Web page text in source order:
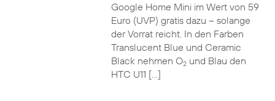
Google Home Mini im Wert von 59
Euro (UVP) gratis dazu – solange
der Vorrat reicht. In den Farben
Translucent Blue und Ceramic
Black nehmen O2und Blau den
HTC U11 […]